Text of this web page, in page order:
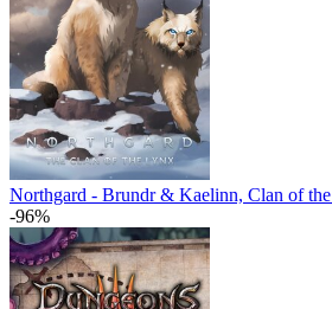
Northgard - Brundr & Kaelinn, Clan of
-96%